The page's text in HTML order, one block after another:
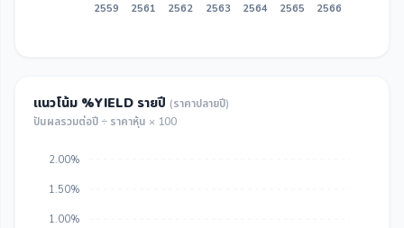
2559 2561 2562 2563 2564 2565 2566
แนวโน้ม %YIELD รายปี (ราคาปลายปี)
ปันผลรวมต่อปี ÷ ราคาหุ้น × 100
2.00%
1.50%
1.00%